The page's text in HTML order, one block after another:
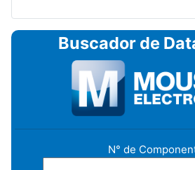
Buscador de
N° de